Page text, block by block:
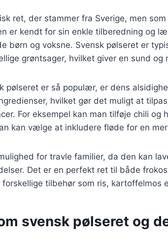
ret, der stammer fra Sverige, men
er kendt for sin enkle tilberedning og
børn og voksne. Svensk pølseret er
grøntsager, hvilket giver en sund
pølseret er så populær, er dens
hvilket gør det muligt at
For eksempel kan man tilføje chili og
kan vælge at inkludere fløde for en
for travle familier, da den kan
Det er en perfekt ret til både
tilbehør som ris, kartoffelmos
svensk pølseret og